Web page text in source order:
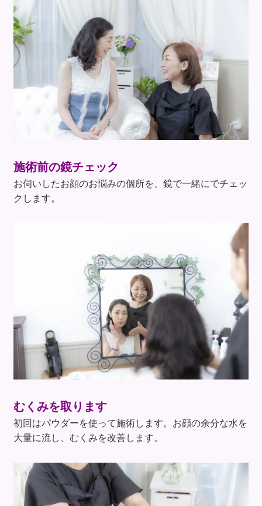
施術前の鏡チェック
お伺いしたお顔のお悩みの個所を、鏡で一緒にでチェッ
クします。
むくみを取ります
初回はパウダーを使って施術します。お顔の余分な水を
大量に流し、むくみを改善します。